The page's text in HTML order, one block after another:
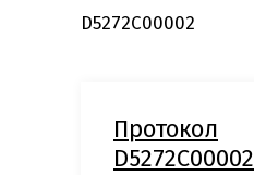
D5272C00002
Протокол
D5272C00002